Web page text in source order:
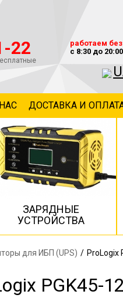
22
работаем
с 8:30 до
ДОСТАВКА И
ЗАРЯДНЫЕ
УСТРОЙСТВА
для ИБП (UPS) / ProLogix
PGK45-